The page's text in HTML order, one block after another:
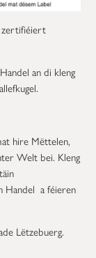
zertifiéiert
an di kleng
hire Mëttelen,
Welt bei. Kleng
Handel a féieren
Lëtzebuerg.